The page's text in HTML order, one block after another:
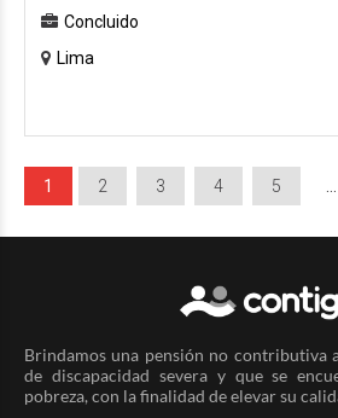
Concluido
Lima
1 2 3 4 5
Brindamos una pensión no contributiva
de discapacidad severa y que se
pobreza, con la finalidad de elevar su